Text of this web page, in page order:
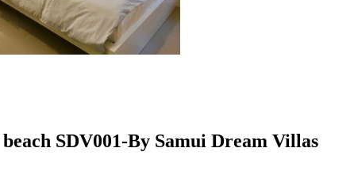
SDV001-By Samui Dream Villas